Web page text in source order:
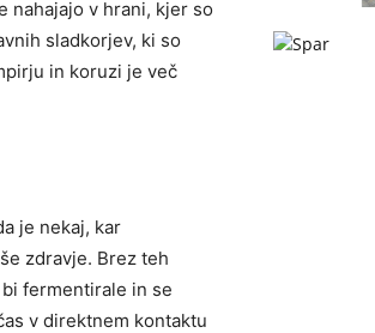
nahajajo v hrani, kjer so
sladkorjev, ki so
in koruzi je več
je nekaj, kar
zdravje. Brez teh
fermentirale in se
v direktnem kontaktu